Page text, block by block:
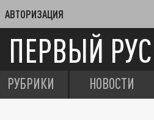
АВТОРИЗАЦИЯ
ПЕРВЫЙ
РУБРИКИ НОВОСТИ